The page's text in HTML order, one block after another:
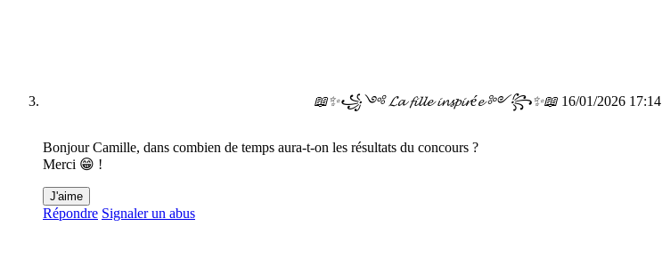
📖✨꧁༺ 𝓛𝓪 𝓯𝓲𝓵𝓵𝓮 𝓲𝓷𝓼𝓹𝓲𝓻é𝓮 ༻꧂✨📖 16/01/2026 17:14
Bonjour Camille, dans combien de temps aura-t-on les résultats du concours ?
Merci 😁 !
J'aime
Répondre Signaler un abus